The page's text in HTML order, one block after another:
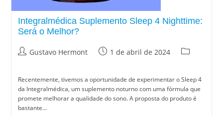
Integralmédica Suplemento Sleep 4 Nighttime:
Será o Melhor?
Gustavo Hermont 1 de abril de 2024
Recentemente, tivemos a oportunidade de experimentar o Sleep 4
da Integralmédica, um suplemento noturno com uma fórmula que
promete melhorar a qualidade do sono. A proposta do produto é
bastante…